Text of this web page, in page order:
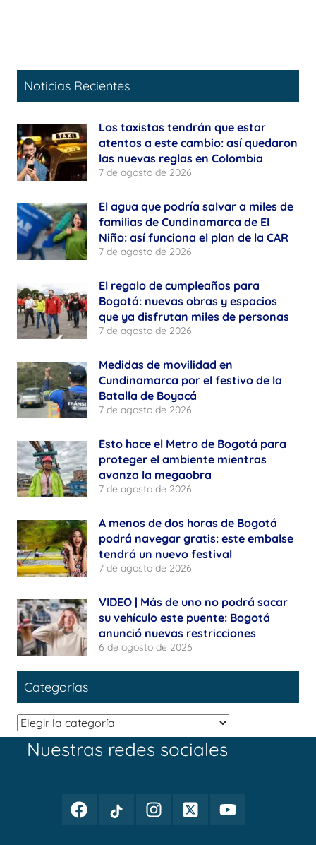
Noticias Recientes
Los taxistas tendrán que estar
atentos a este cambio: así quedaron
las nuevas reglas en Colombia
7 de agosto de 2026
El agua que podría salvar a miles de
familias de Cundinamarca de El
Niño: así funciona el plan de la CAR
7 de agosto de 2026
El regalo de cumpleaños para
Bogotá: nuevas obras y espacios
que ya disfrutan miles de personas
7 de agosto de 2026
Medidas de movilidad en
Cundinamarca por el festivo de la
Batalla de Boyacá
7 de agosto de 2026
Esto hace el Metro de Bogotá para
proteger el ambiente mientras
avanza la megaobra
7 de agosto de 2026
A menos de dos horas de Bogotá
podrá navegar gratis: este embalse
tendrá un nuevo festival
7 de agosto de 2026
VIDEO | Más de uno no podrá sacar
su vehículo este puente: Bogotá
anunció nuevas restricciones
6 de agosto de 2026
Categorías
Categorías
Nuestras redes sociales
FacebookTikTok
InstagramTwitterYoutube